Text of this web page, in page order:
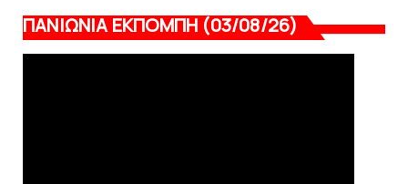
ΠΑΝΙΩΝΙΑ ΕΚΠΟΜΠΗ (03/08/26)